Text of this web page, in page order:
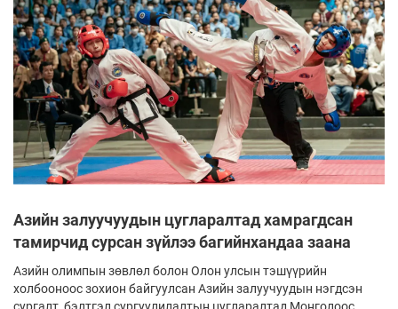
Азийн залуучуудын цугларалтад хамрагдсан
тамирчид сурсан зүйлээ багийнхандаа заана
Азийн олимпын зөвлөл болон Олон улсын тэшүүрийн
холбооноос зохион байгуулсан Азийн залуучуудын нэгдсэн